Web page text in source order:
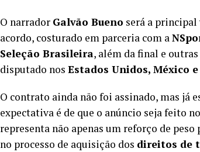
O narrador Galvão Bueno será a principal
acordo, costurado em parceria com a
Seleção Brasileira, além da final e
disputado nos Estados Unidos, México
O contrato ainda não foi assinado, mas já
expectativa é de que o anúncio seja feito
representa não apenas um reforço de
no processo de aquisição dos direitos de